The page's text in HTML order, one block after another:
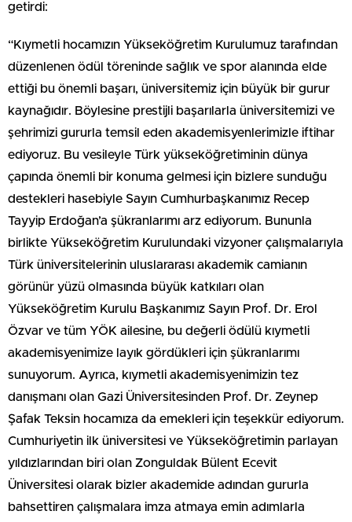
getirdi:
“Kıymetli hocamızın Yükseköğretim Kurulumuz tarafından
düzenlenen ödül töreninde sağlık ve spor alanında elde
ettiği bu önemli başarı, üniversitemiz için büyük bir gurur
kaynağıdır. Böylesine prestijli başarılarla üniversitemizi ve
şehrimizi gururla temsil eden akademisyenlerimizle iftihar
ediyoruz. Bu vesileyle Türk yükseköğretiminin dünya
çapında önemli bir konuma gelmesi için bizlere sunduğu
destekleri hasebiyle Sayın Cumhurbaşkanımız Recep
Tayyip Erdoğan’a şükranlarımı arz ediyorum. Bununla
birlikte Yükseköğretim Kurulundaki vizyoner çalışmalarıyla
Türk üniversitelerinin uluslararası akademik camianın
görünür yüzü olmasında büyük katkıları olan
Yükseköğretim Kurulu Başkanımız Sayın Prof. Dr. Erol
Özvar ve tüm YÖK ailesine, bu değerli ödülü kıymetli
akademisyenimize layık gördükleri için şükranlarımı
sunuyorum. Ayrıca, kıymetli akademisyenimizin tez
danışmanı olan Gazi Üniversitesinden Prof. Dr. Zeynep
Şafak Teksin hocamıza da emekleri için teşekkür ediyorum.
Cumhuriyetin ilk üniversitesi ve Yükseköğretimin parlayan
yıldızlarından biri olan Zonguldak Bülent Ecevit
Üniversitesi olarak bizler akademide adından gururla
bahsettiren çalışmalara imza atmaya emin adımlarla